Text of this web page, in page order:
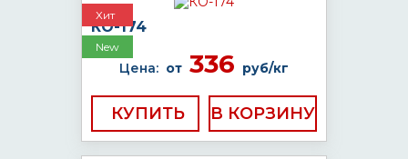
Хит
New
КО-174
Цена: от 336 руб/кг
КУПИТЬ